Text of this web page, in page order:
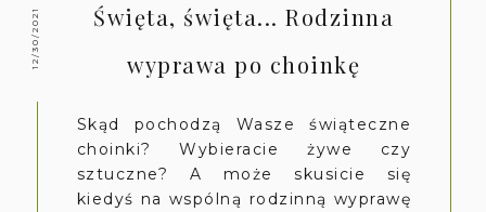
12/30/2021
Święta, święta... Rodzinna
wyprawa po choinkę
Skąd pochodzą Wasze świąteczne
choinki? Wybieracie żywe czy
sztuczne? A może skusicie się
kiedyś na wspólną rodzinną wyprawę